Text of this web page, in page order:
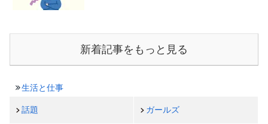
新着記事をもっと見る
生活と仕事
話題 ガールズ